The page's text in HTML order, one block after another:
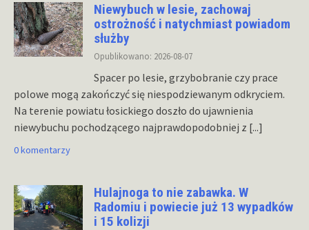
Niewybuch w lesie, zachowaj
ostrożność i natychmiast powiadom
służby
Opublikowano: 2026-08-07
Spacer po lesie, grzybobranie czy prace
polowe mogą zakończyć się niespodziewanym odkryciem.
Na terenie powiatu łosickiego doszło do ujawnienia
niewybuchu pochodzącego najprawdopodobniej z [...]
0 komentarzy
Hulajnoga to nie zabawka. W
Radomiu i powiecie już 13 wypadków
i 15 kolizji